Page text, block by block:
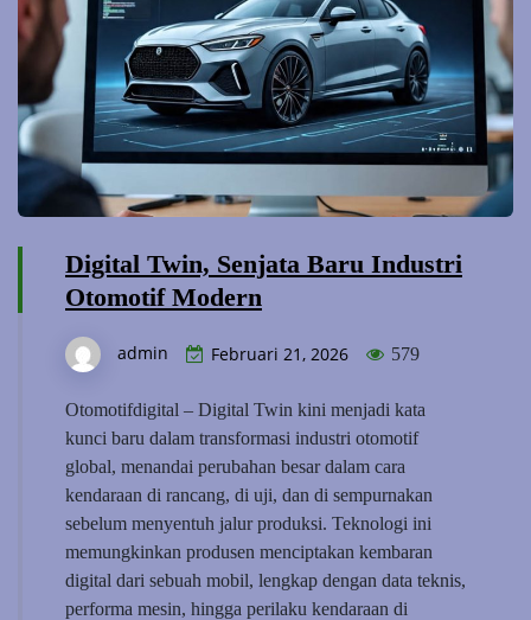
Digital Twin, Senjata Baru Industri
Otomotif Modern
admin Februari 21, 2026 579
Otomotifdigital – Digital Twin kini menjadi kata
kunci baru dalam transformasi industri otomotif
global, menandai perubahan besar dalam cara
kendaraan di rancang, di uji, dan di sempurnakan
sebelum menyentuh jalur produksi. Teknologi ini
memungkinkan produsen menciptakan kembaran
digital dari sebuah mobil, lengkap dengan data teknis,
performa mesin, hingga perilaku kendaraan di